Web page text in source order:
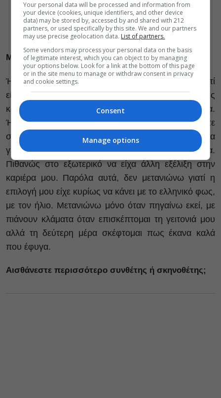
καλύτερα
Μετανιώσατε που δεν μείνατε στο εξωτερικό;
Ήμουν πολύ τυχερός όταν γύρισα στην Ελλάδα γιατί
είχα ήδη δυο παραγγελίες από το Μέγαρο Μουσικής
και ήξερα ότι για τα επόμενα χρόνια θα είχα χρήματα.
Ήταν εύκολη η μετάβαση μου εδώ κι εξάλλου τότε
σκεφτόμουν να ζήσω και λίγα χρόνια στην Ελλάδα
γιατί βρισκόμουν ήδη 17 χρόνια στην Ολλανδία.
Πιθανώς στο εξωτερικό να είχα άλλη εξέλιξη στην
καριέρα μου. Παρόλα αυτά, δεν μετανιώνω γιατί η
επιλογή μου είχε κυρίως να κάνει με το ελληνικό φως,
με τον ήλιο. Μετανιώνω μόνο όταν πηγαίνω εκεί, με
πιάνουν κλάματα όταν επισκέπτομαι τη γειτονιά μου
αλλά τη δεύτερη μέρα σκέφτομαι πως έκανα καλά
που έφυγα.
Αισθάνεστε περισσότερο συνθέτης ή σκηνοθέτης;
Your personal data will be processed and information from
your device (cookies, unique identifiers, and other device
data) may be stored by, accessed by and shared with 212
partners, or used specifically by this site. We and our partners
may use precise geolocation data. List of partners.
Some vendors may process your personal data on the basis
of legitimate interest, which you can object to by managing
your options below. Look for a link at the bottom of this page
or in the site menu to manage or withdraw consent in privacy
and cookie settings.
Consent
Manage options